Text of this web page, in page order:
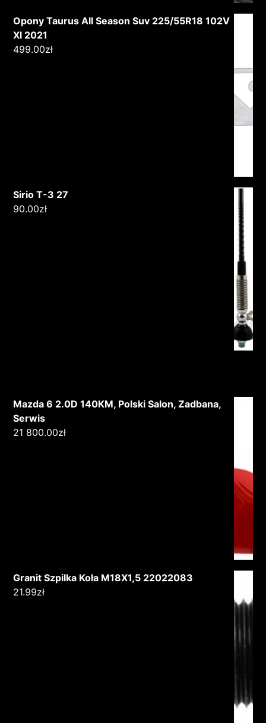
Opony Taurus All Season Suv 225/55R18 102V
Xl 2021
499.00zł
Sirio T-3 27
90.00zł
Mazda 6 2.0D 140KM, Polski Salon, Zadbana,
Serwis
21 800.00zł
Granit Szpilka Koła M18X1,5 22022083
21.99zł